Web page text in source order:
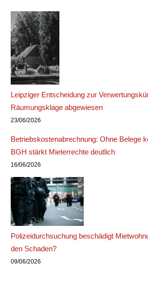
Leipziger Entscheidung zur
Räumungsklage abgewiesen
23/06/2026
Betriebskostenabrechnung: Ohne Belege
BGH stärkt Mieterrechte deutlich
16/06/2026
Polizeidurchsuchung beschädigt
den Schaden?
09/06/2026